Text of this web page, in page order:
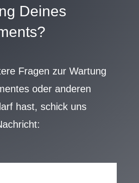
Deines
Fragen zur Wartung
oder anderen
hast, schick uns